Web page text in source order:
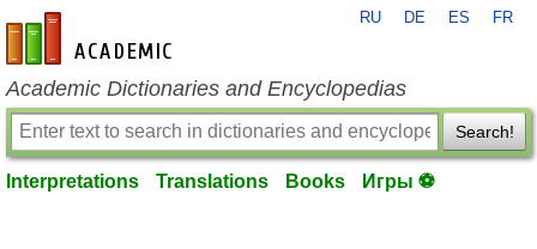
en-academic.com
RU DE ES FR
Academic Dictionaries and Encyclopedias
Search!
Interpretations Translations Books Игры ⚽